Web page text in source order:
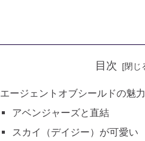
目次
エージェントオブシールドの魅力
アベンジャーズと直結
スカイ（デイジー）が可愛い